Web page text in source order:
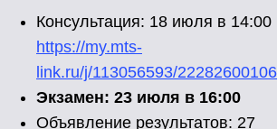
Консультация: 18 июля в 14:00
https://my.mts-
link.ru/j/113056593/22282600106
Экзамен: 23 июля в 16:00
Объявление результатов: 27